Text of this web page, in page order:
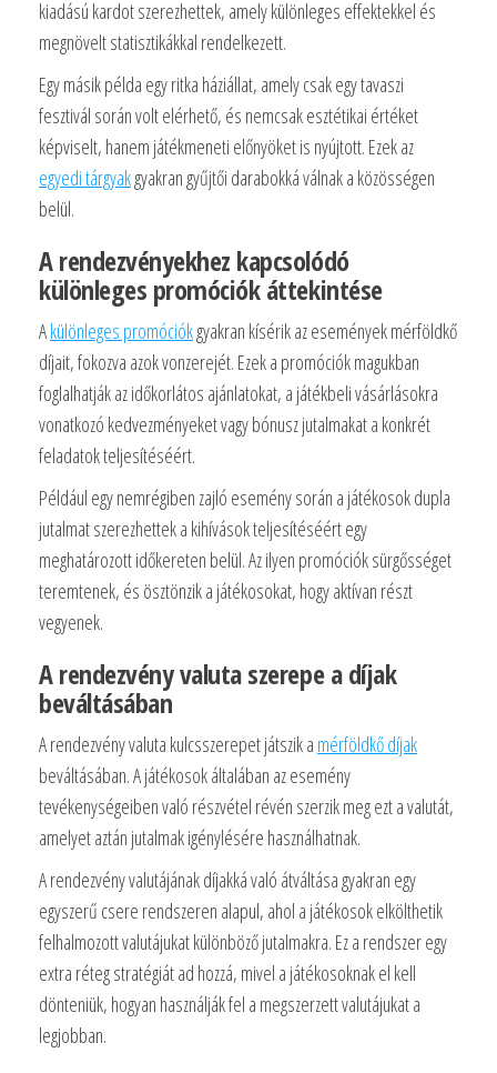
kiadású kardot szerezhettek, amely különleges effektekkel és
megnövelt statisztikákkal rendelkezett.
Egy másik példa egy ritka háziállat, amely csak egy tavaszi
fesztivál során volt elérhető, és nemcsak esztétikai értéket
képviselt, hanem játékmeneti előnyöket is nyújtott. Ezek az
egyedi tárgyakgyakran gyűjtői darabokká válnak a közösségen
belül.
A rendezvényekhez kapcsolódó
különleges promóciók áttekintése
Akülönleges promóciókgyakran kísérik az események mérföldkő
díjait, fokozva azok vonzerejét. Ezek a promóciók magukban
foglalhatják az időkorlátos ajánlatokat, a játékbeli vásárlásokra
vonatkozó kedvezményeket vagy bónusz jutalmakat a konkrét
feladatok teljesítéséért.
Például egy nemrégiben zajló esemény során a játékosok dupla
jutalmat szerezhettek a kihívások teljesítéséért egy
meghatározott időkereten belül. Az ilyen promóciók sürgősséget
teremtenek, és ösztönzik a játékosokat, hogy aktívan részt
vegyenek.
A rendezvény valuta szerepe a díjak
beváltásában
A rendezvény valuta kulcsszerepet játszik a mérföldkő díjak
beváltásában. A játékosok általában az esemény
tevékenységeiben való részvétel révén szerzik meg ezt a valutát,
amelyet aztán jutalmak igénylésére használhatnak.
A rendezvény valutájának díjakká való átváltása gyakran egy
egyszerű csere rendszeren alapul, ahol a játékosok elkölthetik
felhalmozott valutájukat különböző jutalmakra. Ez a rendszer egy
extra réteg stratégiát ad hozzá, mivel a játékosoknak el kell
dönteniük, hogyan használják fel a megszerzett valutájukat a
legjobban.